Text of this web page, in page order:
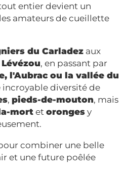
entier devient un
amateurs de cueillette
du Carladez aux
, en passant par
l'Aubrac ou la vallée du
incroyable diversité de
, pieds-de-mouton, mais
mort et oronges y
combiner une belle
et une future poêlée